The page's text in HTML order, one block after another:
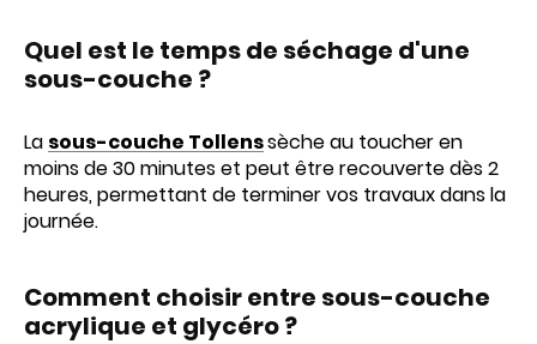
Quel est le temps de séchage d'une
sous-couche ?
La sous-couche Tollenssèche au toucher en
moins de 30 minutes et peut être recouverte dès 2
heures, permettant de terminer vos travaux dans la
journée.
Comment choisir entre sous-couche
acrylique et glycéro ?